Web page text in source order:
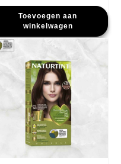
Toevoegen aan
winkelwagen